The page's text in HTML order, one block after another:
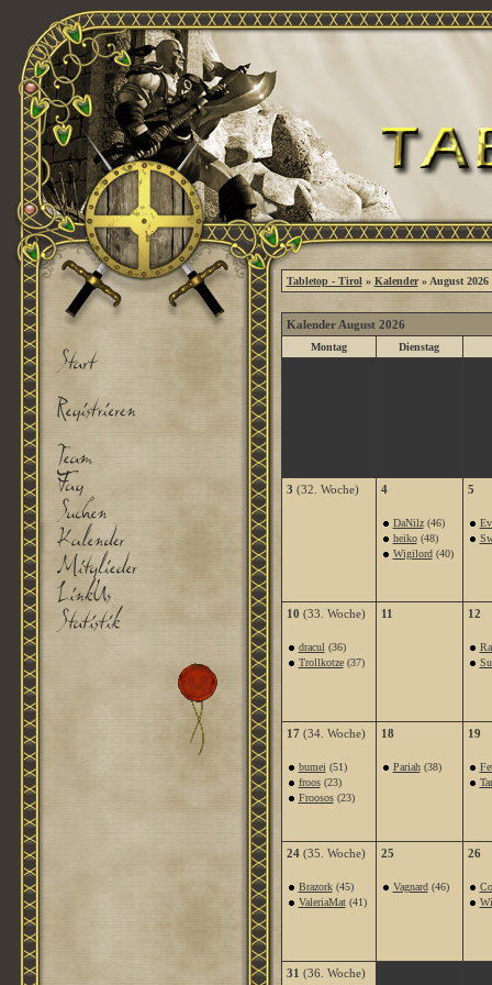
Tabletop - Tirol » Kalender» August 2026
Kalender August 2026
Montag Dienstag
3 (32. Woche) 4
DaNilz(46)
heiko(48)
Wigilord(40)
5
10 (33. Woche)
dracul (36)
Trollkotze(37)
11 12
17(34. Woche)
bumei (51)
froos(23)
Froosos(23)
18
Pariah(38)
19
24(35. Woche)
Brazork(45)
ValeriaMat(41)
25
Vagnard(46)
26
31 (36. Woche)